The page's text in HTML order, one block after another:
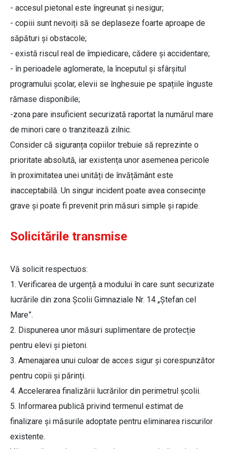
- accesul pietonal este îngreunat și nesigur;
- copiii sunt nevoiți să se deplaseze foarte aproape de
săpături și obstacole;
- există riscul real de împiedicare, cădere și accidentare;
- în perioadele aglomerate, la începutul și sfârșitul
programului școlar, elevii se înghesuie pe spațiile înguste
rămase disponibile;
-zona pare insuficient securizată raportat la numărul mare
de minori care o tranzitează zilnic.
Consider că siguranța copiilor trebuie să reprezinte o
prioritate absolută, iar existența unor asemenea pericole
în proximitatea unei unități de învățământ este
inacceptabilă. Un singur incident poate avea consecințe
grave și poate fi prevenit prin măsuri simple și rapide.
Solicitările transmise
Vă solicit respectuos:
1. Verificarea de urgență a modului în care sunt securizate
lucrările din zona Școlii Gimnaziale Nr. 14 „Ștefan cel
Mare”.
2. Dispunerea unor măsuri suplimentare de protecție
pentru elevi și pietoni.
3. Amenajarea unui culoar de acces sigur și corespunzător
pentru copii și părinți.
4. Accelerarea finalizării lucrărilor din perimetrul școlii.
5. Informarea publică privind termenul estimat de
finalizare și măsurile adoptate pentru eliminarea riscurilor
existente.